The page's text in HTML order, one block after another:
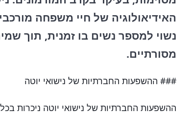
האידיאולוגיה של חיי משפחה
נשוי למספר נשים בו זמנית, תוך
מסורתיים.
### ההשפעות החברתיות של נישואי יוטה
ההשפעות החברתיות של נישואי יוטה ניכרות